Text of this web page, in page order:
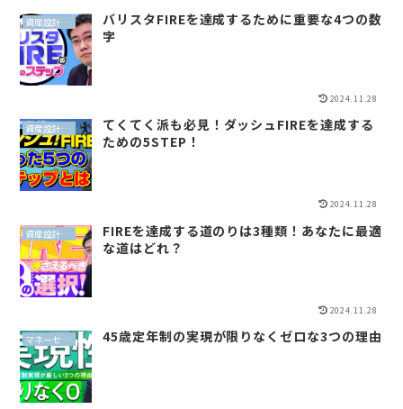
資産設計（QLP）
バリスタFIREを達成するために重要な4つの数
字
2024.11.28
資産設計（QLP）
てくてく派も必見！ダッシュFIREを達成する
ための5STEP！
2024.11.28
資産設計（QLP）
FIREを達成する道のりは3種類！あなたに最適
な道はどれ？
2024.11.28
マネーセンスイズム 45歳定年制の実現が限りなくゼロな3つの理由